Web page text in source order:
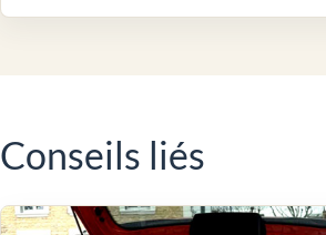
Conseils liés